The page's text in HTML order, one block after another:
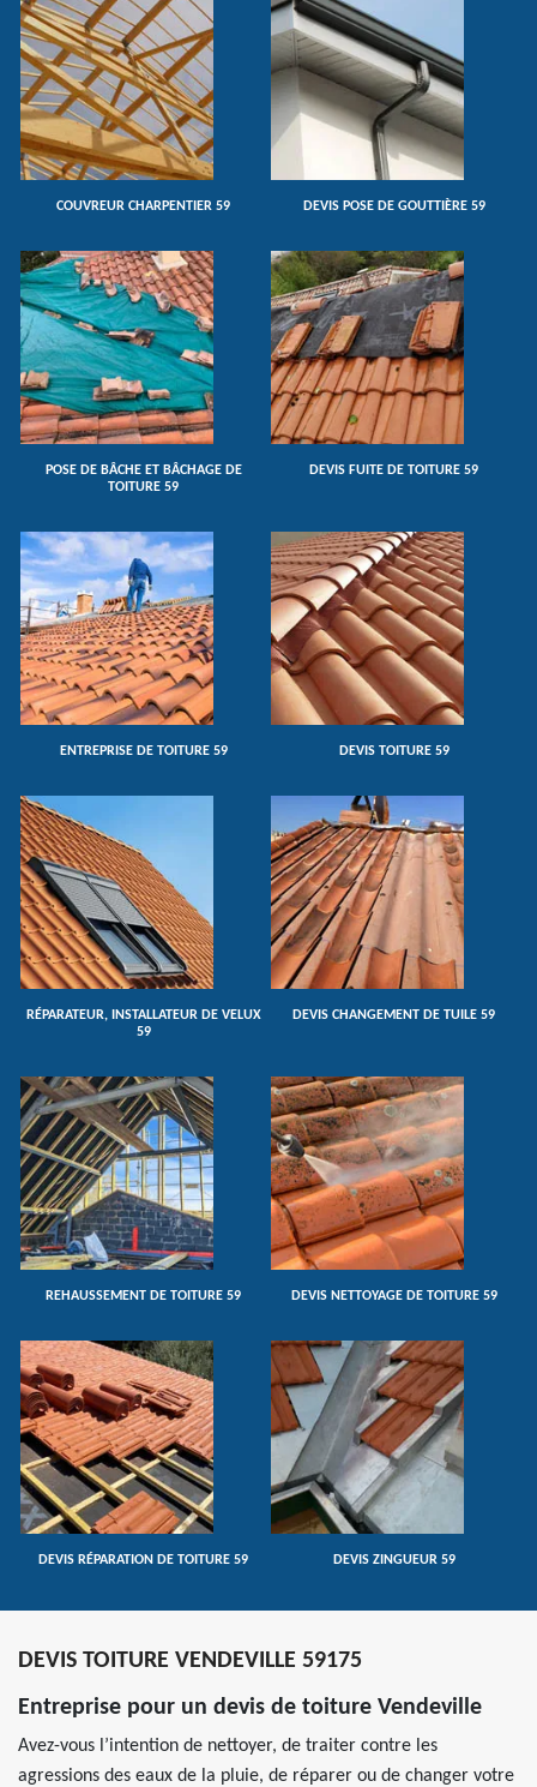
COUVREUR CHARPENTIER 59 DEVIS POSE DE GOUTTIÈRE 59
POSE DE BÂCHE ET BÂCHAGE DE
TOITURE 59
DEVIS FUITE DE TOITURE 59
ENTREPRISE DE TOITURE 59 DEVIS TOITURE 59
RÉPARATEUR, INSTALLATEUR DE VELUX
59
DEVIS CHANGEMENT DE TUILE 59
REHAUSSEMENT DE TOITURE 59 DEVIS NETTOYAGE DE TOITURE 59
DEVIS RÉPARATION DE TOITURE 59 DEVIS ZINGUEUR 59
DEVIS TOITURE VENDEVILLE 59175
Entreprise pour un devis de toiture Vendeville
Avez-vous l’intention de nettoyer, de traiter contre les
agressions des eaux de la pluie, de réparer ou de changer votre